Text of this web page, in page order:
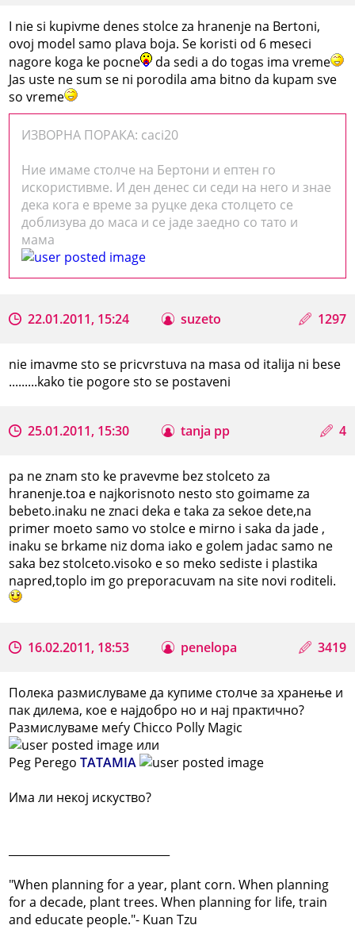
I nie si kupivme denes stolce za hranenje na Bertoni,
ovoj model samo plava boja. Se koristi od 6 meseci
nagore koga ke pocne
da sedi a do togas ima vreme
Jas uste ne sum se ni porodila ama bitno da kupam sve
so vreme
ИЗВОРНА ПОРАКА: caci20
Ние имаме столче на Бертони и ептен го
искористивме. И ден денес си седи на него и знае
дека кога е време за руцке дека столцето се
доблизува до маса и се јаде заедно со тато и
мама
22.01.2011, 15:24 suzeto 1297
nie imavme sto se pricvrstuva na masa od italija ni bese
.........kako tie pogore sto se postaveni
25.01.2011, 15:30 tanja pp 4
pa ne znam sto ke pravevme bez stolceto za
hranenje.toa e najkorisnoto nesto sto goimame za
bebeto.inaku ne znaci deka e taka za sekoe dete,na
primer moeto samo vo stolce e mirno i saka da jade ,
inaku se brkame niz doma iako e golem jadac samo ne
saka bez stolceto.visoko e so meko sediste i plastika
napred,toplo im go preporacuvam na site novi roditeli.
16.02.2011, 18:53 penelopa 3419
Полека размислуваме да купиме столче за хранење и
пак дилема, кое е најдобро но и нај практично?
Размислуваме меѓу Chicco Polly Magic
или
Peg PeregoTATAMIA
Има ли некој искуство?
"When planning for a year, plant corn. When planning
for a decade, plant trees. When planning for life, train
and educate people."- Kuan Tzu